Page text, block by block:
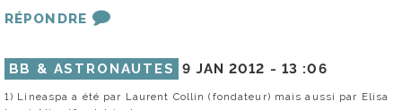
RÉPONDRE
BB & ASTRONAUTES 9 JAN 2012 - 13 :06
1) Lineaspa a été par Laurent Collin (fondateur) mais aussi par Elisa